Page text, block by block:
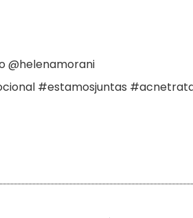
@helenamorani
#estamosjuntas